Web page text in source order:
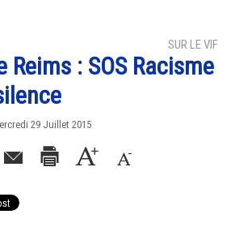
SUR LE VIF
Reims : SOS Racisme
29 Juillet 2015